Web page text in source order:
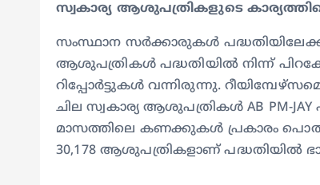
സ്വകാര്യ ആശുപത്രികളുടെ
സംസ്ഥാന സര്‍ക്കാരുകള്‍
ആശുപത്രികള്‍ പദ്ധതിയില്‍ നിന്ന്
റിപ്പോര്‍ട്ടുകള്‍ വന്നിരുന്നു.
ചില സ്വകാര്യ ആശുപത്രികള്‍ AB PM-
മാസത്തിലെ കണക്കുകള്‍ പ്രകാരം
30,178 ആശുപത്രികളാണ് പദ്ധതിയില്‍